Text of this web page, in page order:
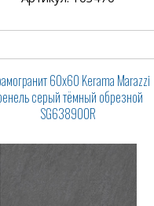
60x60 Kerama Marazzi
серый тёмный обрезной
SG638900R